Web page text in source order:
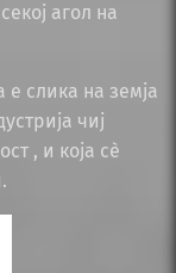
агол на
слика на земја
чиј
, и која сè